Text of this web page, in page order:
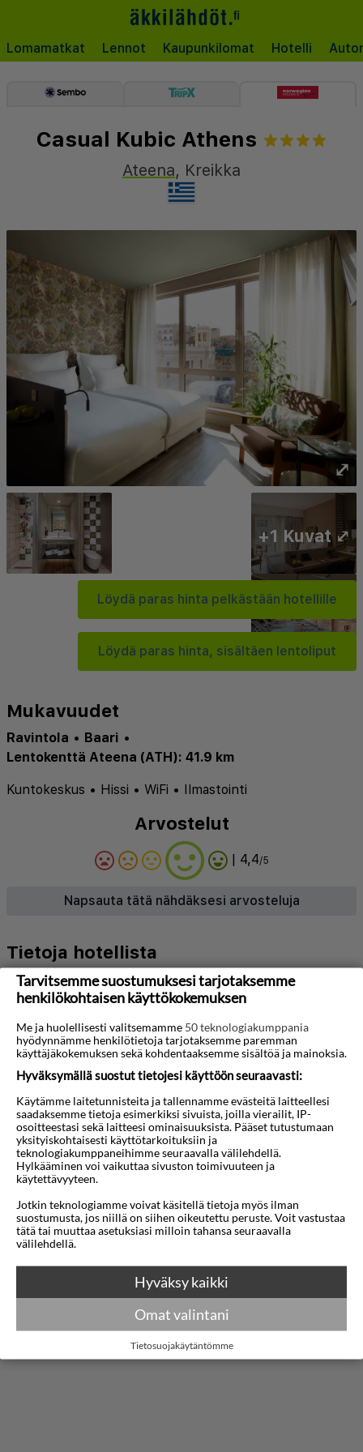
Lomamatkat Lennot Kaupunkilomat Hotelli
Casual Kubic Athens
Ateena, Kreikka
⤢
Löydä paras hinta pelkästään hotellille
Löydä paras hinta, sisältäen lentoliput
+1 Kuvat ⤢
Mukavuudet
Ravintola • Baari •
Lentokenttä Ateena (ATH): 41.9 km
Kuntokeskus • Hissi • WiFi • Ilmastointi
Arvostelut
| 4,4/5
Napsauta tätä nähdäksesi arvosteluja
Tietoja hotellista
Casual Kubic Athens on moderni hotelli, joka
sijaitsee Ateenan sydämessä, vain lyhyen
kävelymatkan päässä Omonia-aukiolta ja lähellä
kaupungin pääkohteita. Hotelli tarjoaa helpon
pääsyn vilkkaaseen keskustaan, jossa Akropolis,
Plaka ja Monastiraki ovat kaikki ulottuvilla. Vierailla
on mahdollisuus nauttia mukavasta oleskelusta
tyylikkäässä ympäristössä, joka on täydellinen
sekä vapaa-ajan että liikematkailijoille, jotka
Hotelli tarjoaa nykyaikaisia huoneita, joissa on
ilmastointi, äänieristetyt ikkunat, ilmainen Wi-Fi ja
älytelevisiot. Jokainen huone on suunniteltu
mukavuutta ja käytännöllisyyttä ajatellen,
vaihtoehtoja on saatavilla mukavista yhden
hengen huoneista tilaviin perhehuoneisiin.
Näytä lisää
Tarvitsemme suostumuksesi tarjotaksemme
henkilökohtaisen käyttökokemuksen
Me ja huolellisesti valitsemamme 50 teknologiakumppania
hyödynnämme henkilötietoja tarjotaksemme paremman
käyttäjäkokemuksen sekä kohdentaaksemme sisältöä ja mainoksia.
Hyväksymällä suostut tietojesi käyttöön seuraavasti:
Käytämme laitetunnisteita ja tallennamme evästeitä laitteellesi
saadaksemme tietoja esimerkiksi sivuista, joilla vierailit, IP-
osoitteestasi sekä laitteesi ominaisuuksista. Pääset tutustumaan
yksityiskohtaisesti käyttötarkoituksiin ja
teknologiakumppaneihimme seuraavalla välilehdellä.
Hylkääminen voi vaikuttaa sivuston toimivuuteen ja
käytettävyyteen.
Jotkin teknologiamme voivat käsitellä tietoja myös ilman
suostumusta, jos niillä on siihen oikeutettu peruste. Voit vastustaa
tätä tai muuttaa asetuksiasi milloin tahansa seuraavalla
välilehdellä.
Hyväksy kaikki
Omat valintani
Tietosuojakäytäntömme